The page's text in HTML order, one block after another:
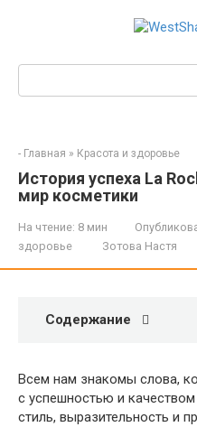
- Главная » Красота и здоровье
История успеха La
мир косметики
На чтение: 8 мин
здоровье
Зотова Настя
Содержание
Всем нам знакомы слова,
с успешностью и
стиль, выразительность и